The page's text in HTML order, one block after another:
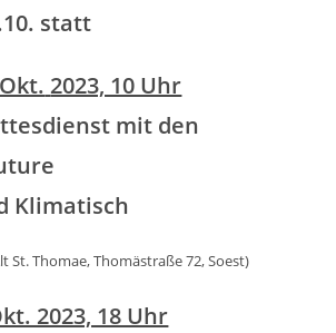
statt
2023, 10 Uhr
mit den
Klimatisch
St. Thomae, Thomästraße 72, Soest)
2023, 18 Uhr